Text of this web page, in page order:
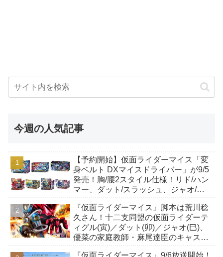
今週の人気記事
【予約開始】仮面ライダーマイス「変
身ベルト DXマイスドライバー」が9/5
発売！胸/腰2スタイル仕様！リド/ハン
マー、ダット/スラッシュ、ジャオ/バ
も！
『仮面ライダーマイス』脚本は荒川稔
久さん！十二支同盟の仮面ライダーテ
ィグル(寅)／ダット(卯)／ジャオ(巳)、
優菜の家庭教師・麻尾達臣のキャスト
『仮面ライダーマイス』9/6放送開始！